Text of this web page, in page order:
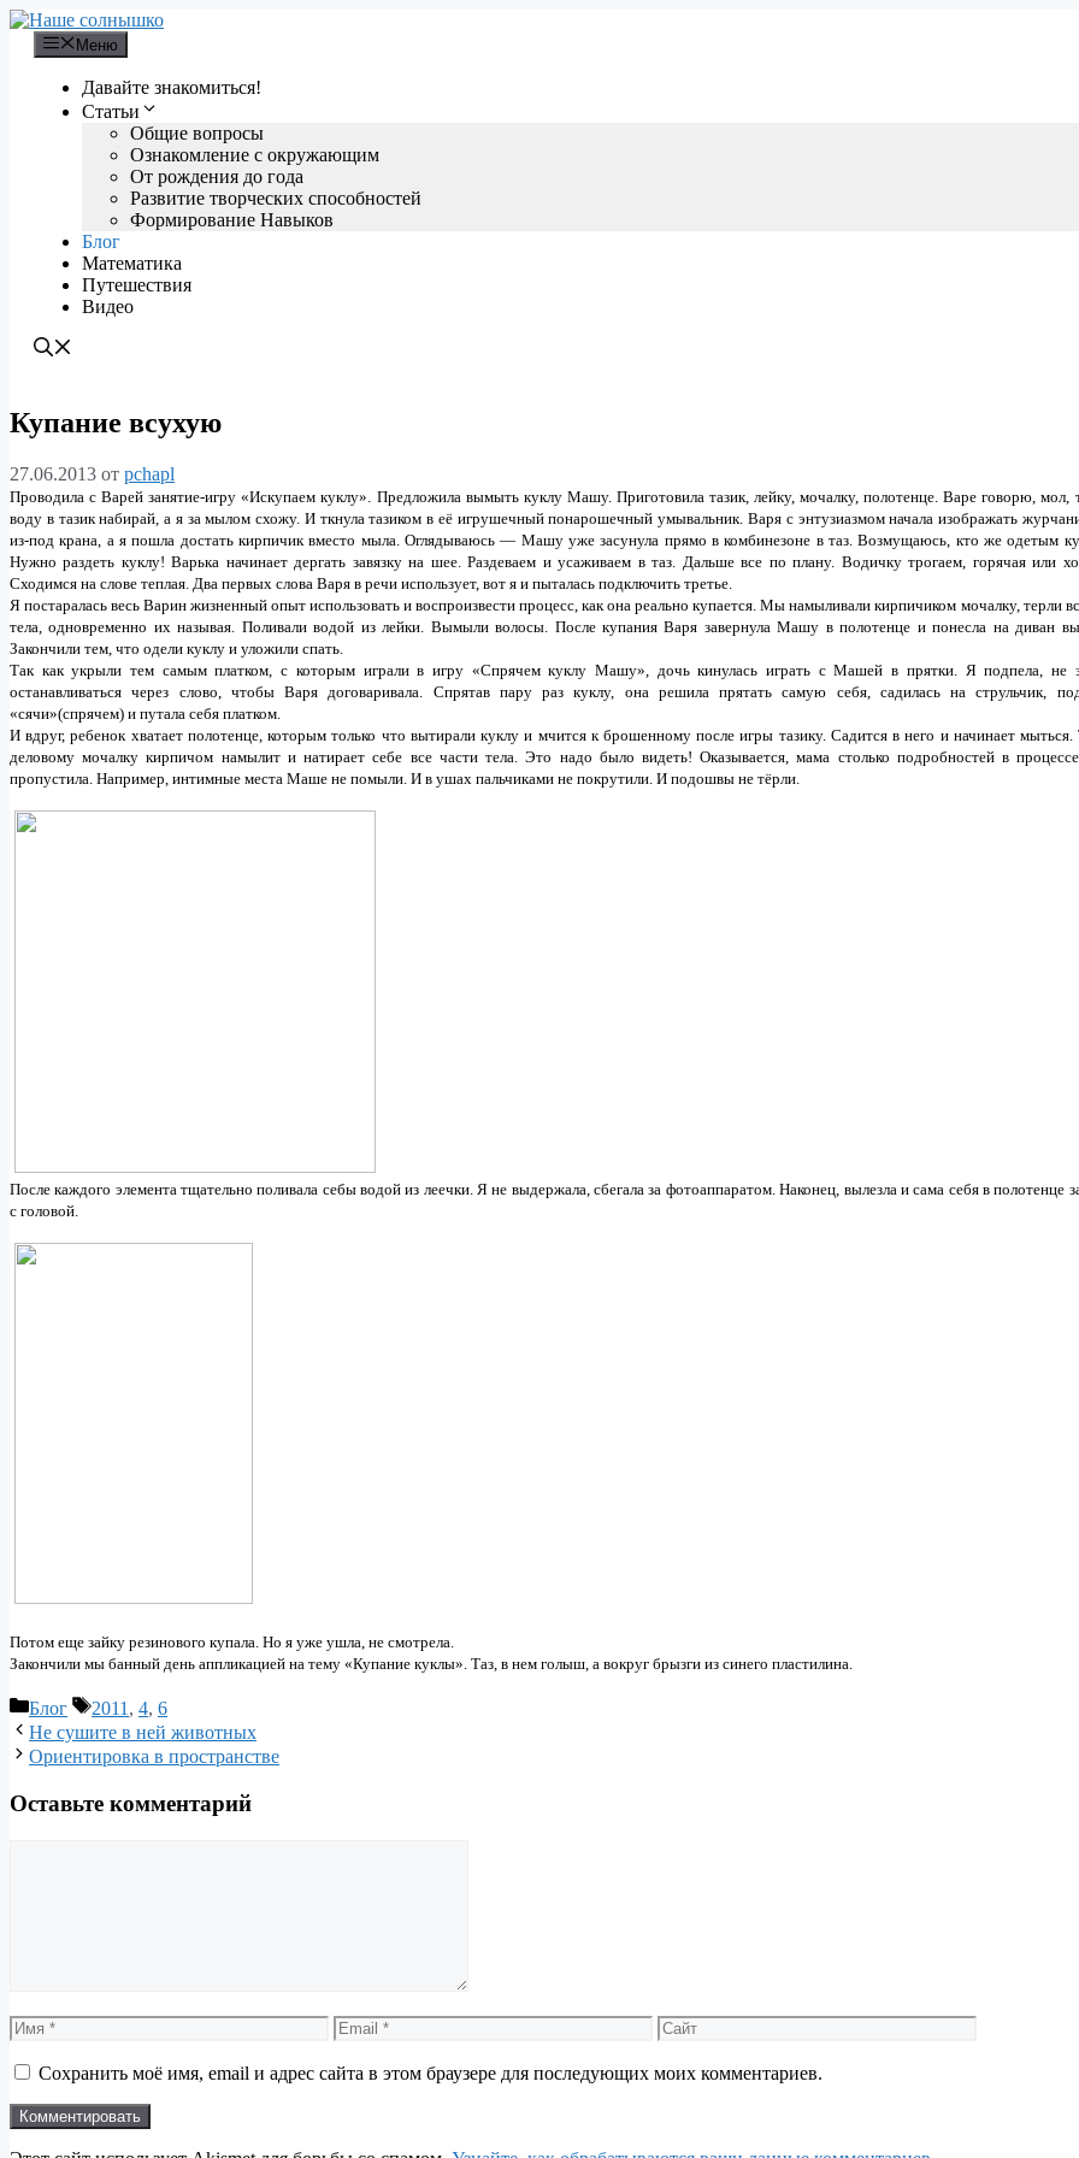
Перейти
содержимому
Меню
Давайте знакомиться!
Статьи
Общие вопросы
Ознакомление с окружающим
От рождения до года
Развитие творческих способностей
Формирование Навыков
Блог
Математика
Путешествия
Видео
Купание всухую
27.06.2013 от pchapl
Проводила с Варей занятие-игру «Искупаем куклу». Предложила вымыть куклу Машу. Приготовила тазик, лейку, мочалку, полотенце. Варе говорю, мол,
воду в тазик набирай, а я за мылом схожу. И ткнула тазиком в её игрушечный понарошечный умывальник. Варя с энтузиазмом начала изображать
из-под крана, а я пошла достать кирпичик вместо мыла. Оглядываюсь — Машу уже засунула прямо в комбинезоне в таз. Возмущаюсь, кто же одетым
Нужно раздеть куклу! Варька начинает дергать завязку на шее. Раздеваем и усаживаем в таз. Дальше все по плану. Водичку трогаем, горячая или
Сходимся на слове теплая. Два первых слова Варя в речи использует, вот я и пыталась подключить третье.
Я постаралась весь Варин жизненный опыт использовать и воспроизвести процесс, как она реально купается. Мы намыливали кирпичиком мочалку, терли
тела, одновременно их называя. Поливали водой из лейки. Вымыли волосы. После купания Варя завернула Машу в полотенце и понесла на диван
Закончили тем, что одели куклу и уложили спать.
Так как укрыли тем самым платком, с которым играли в игру «Спрячем куклу Машу», дочь кинулась играть с Машей в прятки. Я подпела, не
останавливаться через слово, чтобы Варя договаривала. Спрятав пару раз куклу, она решила прятать самую себя, садилась на струльчик,
«сячи»(спрячем) и путала себя платком.
И вдруг, ребенок хватает полотенце, которым только что вытирали куклу и мчится к брошенному после игры тазику. Садится в него и начинает мыться.
деловому мочалку кирпичом намылит и натирает себе все части тела.Это надо было видеть! Оказывается, мама столько подробностей в
пропустила. Например, интимные места Маше не помыли. И в ушах пальчиками не покрутили. И подошвы не тёрли.
После каждого элемента тщательно поливала себы водой из леечки. Я не выдержала, сбегала за фотоаппаратом. Наконец, вылезла и сама себя в полотенце
с головой.
Потом еще зайку резинового купала. Но я уже ушла, не смотрела.
Закончили мы банный день аппликацией на тему «Купание куклы». Таз, в нем голыш, а вокруг брызги из синего пластилина.
Рубрики
Блог Метки
2011 , 4, 6
Не сушите в ней животных
Ориентировка в пространстве
Оставьте комментарий
Имя Email Сайт
Сохранить моё имя, email и адрес сайта в этом браузере для последующих моих комментариев.